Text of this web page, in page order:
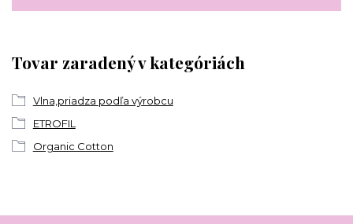
Tovar zaradený v kategóriách
Vlna,priadza podľa výrobcu
ETROFIL
Organic Cotton